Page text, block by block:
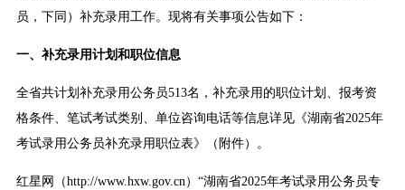
员，下同）补充录用工作。现将有关事项公告如下：
一、补充录用计划和职位信息
全省共计划补充录用公务员513名，补充录用的职位计划、报考资
格条件、笔试考试类别、单位咨询电话等信息详见《湖南省2025年
考试录用公务员补充录用职位表》（附件）。
红星网（http://www.hxw.gov.cn）“湖南省2025年考试录用公务员专